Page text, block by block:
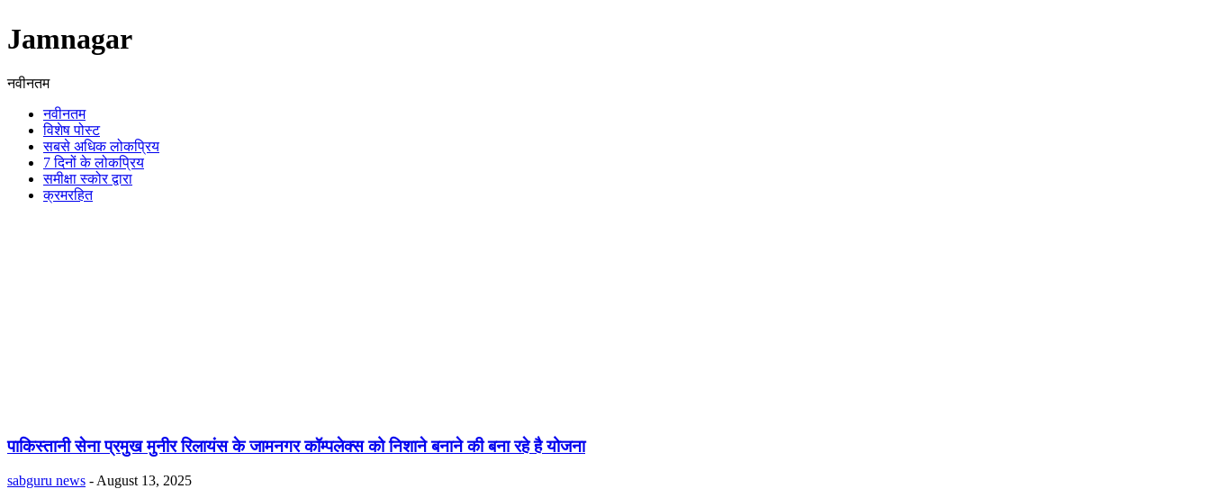
Jamnagar
नवीनतम
नवीनतम
विशेष पोस्ट
सबसे अधिक लोकप्रिय
7 दिनों के लोकप्रिय
समीक्षा स्कोर द्वारा
क्रमरहित
पाकिस्तानी सेना प्रमुख मुनीर रिलायंस के जामनगर कॉम्पलेक्स को निशाने बनाने की बना रहे है योजना
sabguru news - August 13, 2025